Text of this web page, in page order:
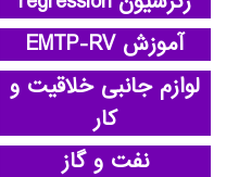
آموزش EMTP-RV
لوازم جانبی خلاقیت و
کار
نفت و گاز